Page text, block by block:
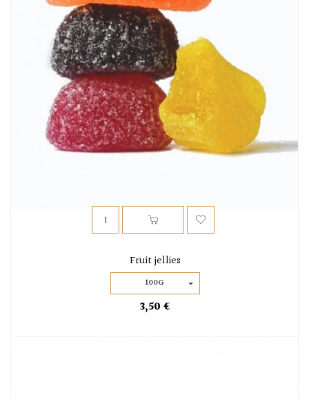
Fruit jellies
100G
3,50 €